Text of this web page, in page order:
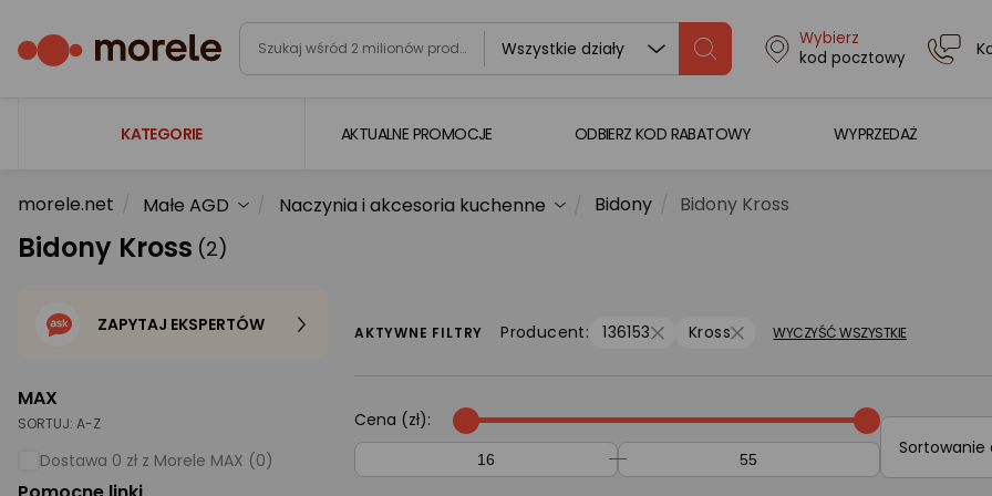
Wszystkie działy
Wybierz
kod pocztowy
KATEGORIE
Laptopy
Komputery
Gaming
Foto i kamery
AKTUALNE PROMOCJE ODBIERZ KOD RABATOWY WYPRZEDAŻ
morele.net Małe AGD Naczynia i akcesoria kuchenne Bidony Bidony Kross
Bidony Kross (2)
MAX
SORTUJ: A-Z
Dostawa 0 zł z Morele MAX (0)
ZAPYTAJ EKSPERTÓW AKTYWNE FILTRY Producent: 136153 Kross WYCZYŚĆ WSZYSTKIE
Cena (zł):
Sortowanie